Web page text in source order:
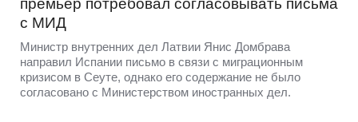
с МИД
Министр внутренних дел Латвии Янис Домбрава
направил Испании письмо в связи с миграционным
кризисом в Сеуте, однако его содержание не было
согласовано с Министерством иностранных дел.